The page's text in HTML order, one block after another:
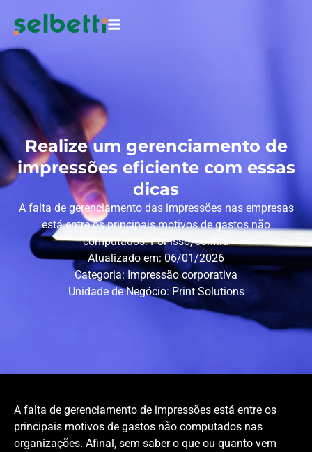
Realize um gerenciamento de
impressões eficiente com essas
dicas
A falta de gerenciamento das impressões nas empresas
está entre os principais motivos de gastos não
computados. Por isso, confira
Atualizado em: 06/01/2026
Categoria:Impressão corporativa
Unidade de Negócio: Print Solutions
A falta de gerenciamento de impressões está entre os
principais motivos de gastos não computados nas
organizações. Afinal, sem saber o que ou quanto vem